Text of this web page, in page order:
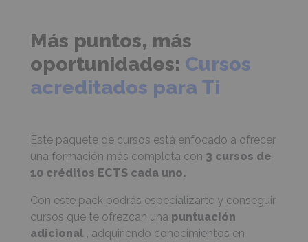
255€.229€.
Técnico
Superior
en
Laboratorio
Biomédico
cantidad
Más puntos, más
oportunidades: Cursos
acreditados para Ti
Este paquete de cursos está enfocado a ofrecer
una formación más completa con 3 cursos de
10 créditos ECTS cada uno.
Con este pack podrás especializarte y conseguir
cursos que te ofrezcan una puntuación
adicional , adquiriendo conocimientos en